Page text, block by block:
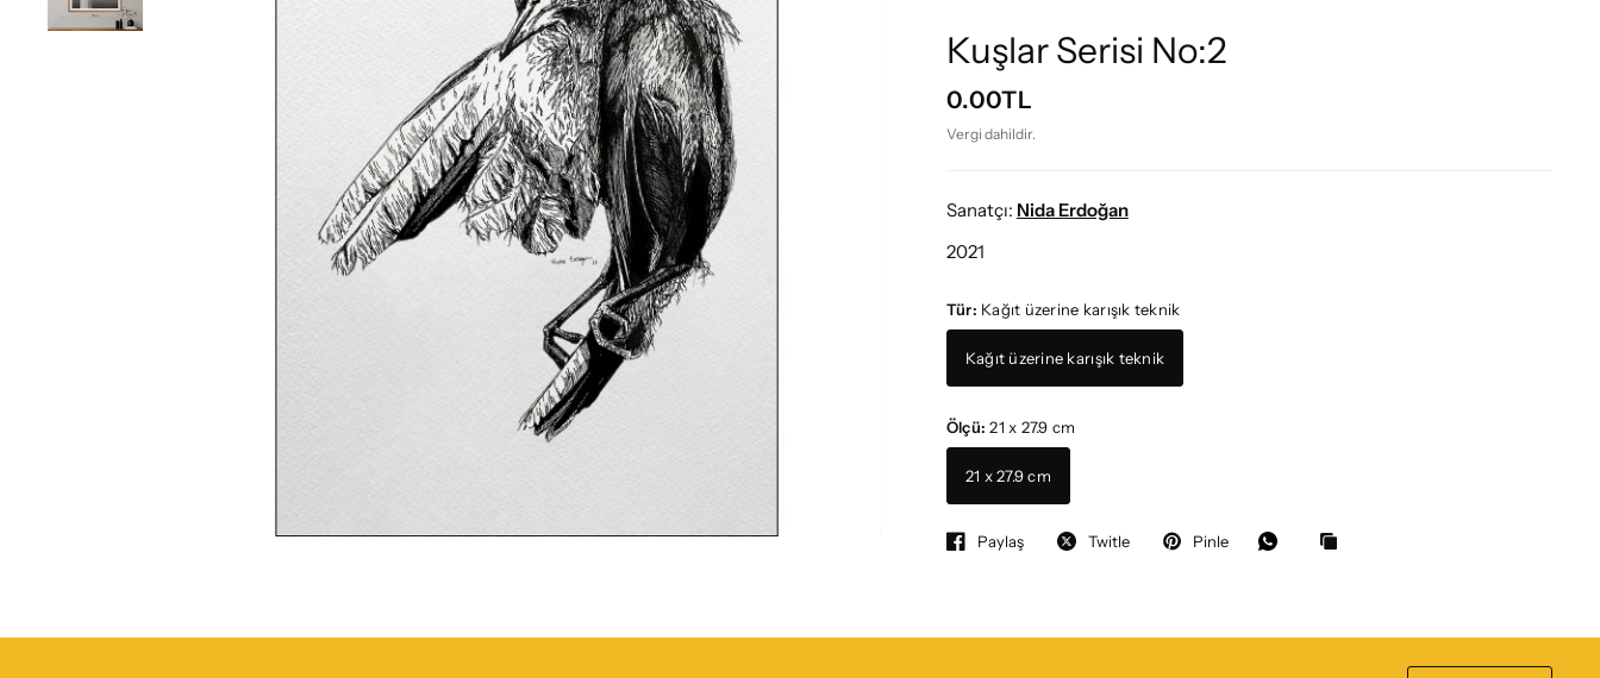
Kuşlar Serisi No:2
0.00TL
Vergi dahildir.
Sanatçı: Nida Erdoğan
2021
Tür: Kağıt üzerine karışık teknik
Kağıt üzerine karışık teknik
Ölçü:21 x 27.9 cm
21 x 27.9 cm
Paylaş Twitle Pinle